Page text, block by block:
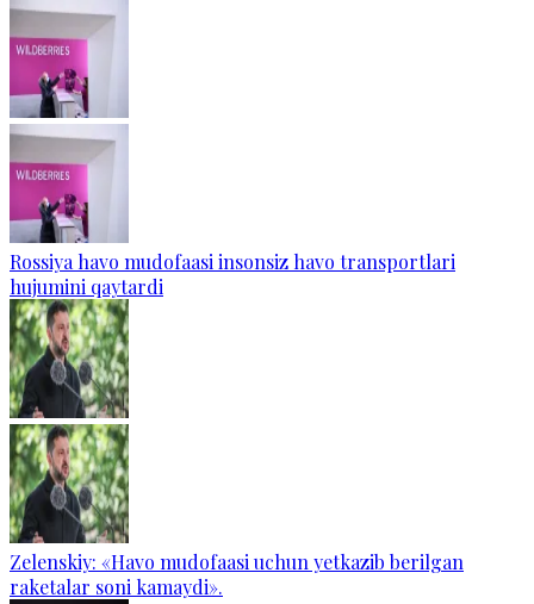
Rossiya havo mudofaasi insonsiz havo transportlari
hujumini qaytardi
Zelenskiy: «Havo mudofaasi uchun yetkazib berilgan
raketalar soni kamaydi».